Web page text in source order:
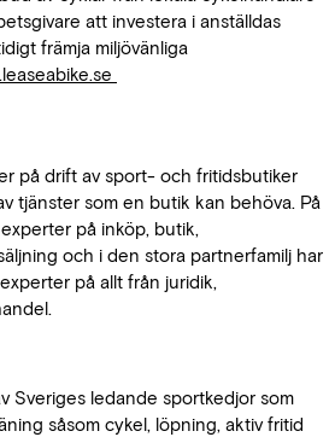
att investera i anställdas
främja miljövänliga
på drift av sport- och fritidsbutiker
tjänster som en butik kan behöva. På
på inköp, butik,
och i den stora partnerfamilj har
på allt från juridik,
Sveriges ledande sportkedjor som
såsom cykel, löpning, aktiv fritid